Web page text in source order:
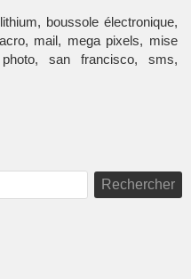
boussole électronique,
mail, mega pixels, mise
san francisco, sms,
Rechercher